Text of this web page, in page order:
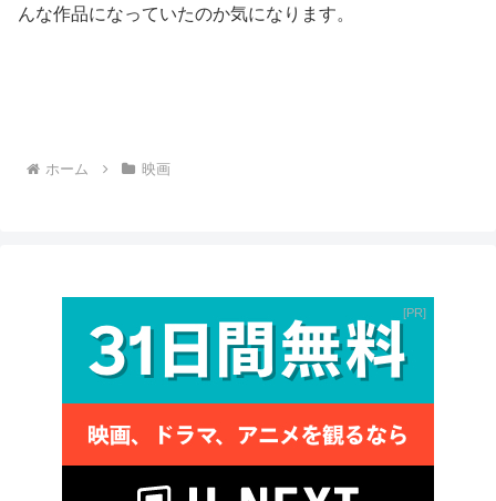
んな作品になっていたのか気になります。
ホーム 映画
PR